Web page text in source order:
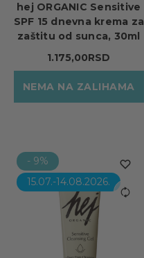
hej ORGANIC Sensitive
SPF 15 dnevna krema za
zaštitu od sunca, 30ml
1.175,00RSD
NEMA NA ZALIHAMA
- 9%
15.07.-14.08.2026.